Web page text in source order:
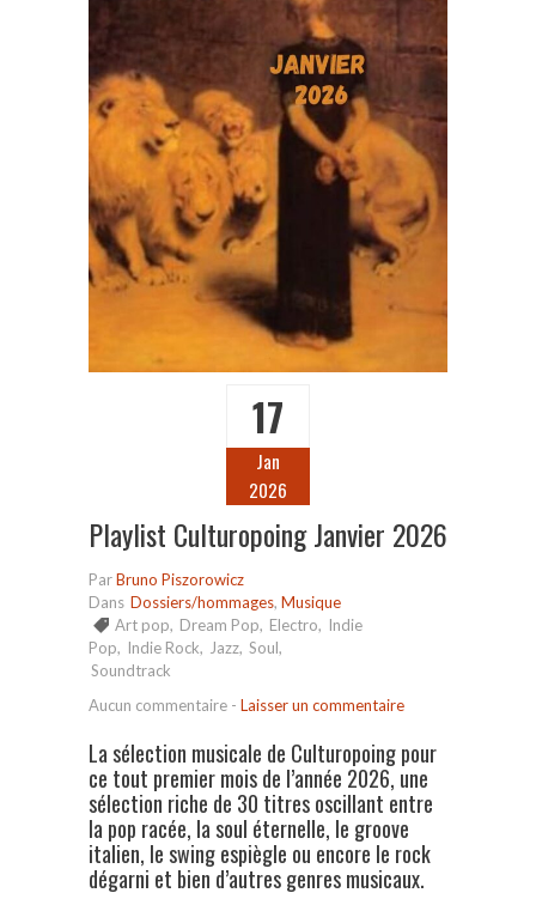
17
Jan
2026
Playlist Culturopoing Janvier 2026
ParBruno Piszorowicz
Dans Dossiers/hommages, Musique
Art pop, Dream Pop, Electro, Indie
Pop, Indie Rock, Jazz, Soul,
Soundtrack
Aucun commentaire - Laisser un commentaire
La sélection musicale de Culturopoing pour
ce tout premier mois de l’année 2026, une
sélection riche de 30 titres oscillant entre
la pop racée, la soul éternelle, le groove
italien, le swing espiègle ou encore le rock
dégarni et bien d’autres genres musicaux.